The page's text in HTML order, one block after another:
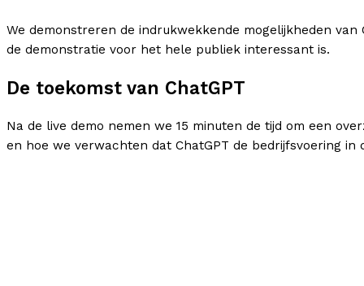
We demonstreren de indrukwekkende mogelijkheden
de demonstratie voor het hele publiek interessant is.
De toekomst van ChatGPT
Na de live demo nemen we 15 minuten de tijd om een
en hoe we verwachten dat ChatGPT de bedrijfsvoering in